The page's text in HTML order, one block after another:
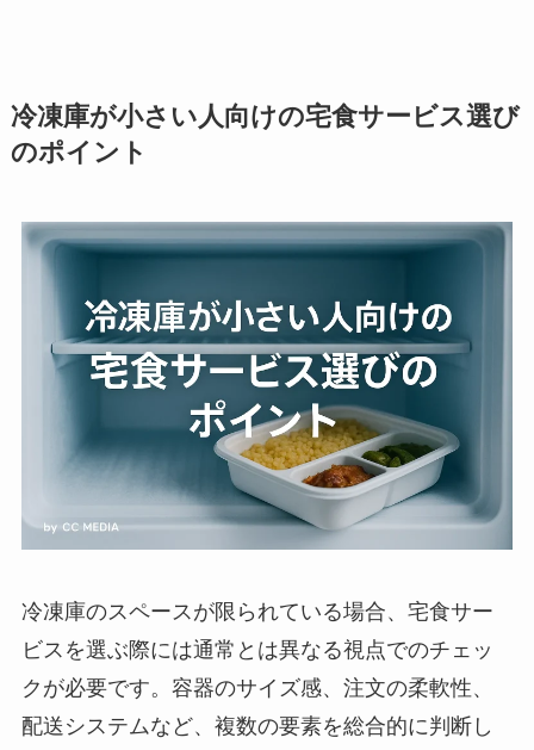
冷凍庫が小さい人向けの宅食サービス選び
のポイント
冷凍庫のスペースが限られている場合、宅食サー
ビスを選ぶ際には通常とは異なる視点でのチェッ
クが必要です。容器のサイズ感、注文の柔軟性、
配送システムなど、複数の要素を総合的に判断し